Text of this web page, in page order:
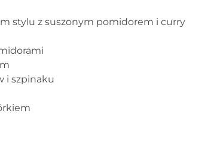
stylu z suszonym pomidorem i curry
i szpinaku